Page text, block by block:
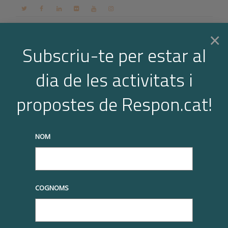
Contacte Espai membres Login CA
Serveis destacats
Home
Serveis destacats
Nous serveis per
reforçar tres àrees
×
Subscriu-te per estar al
dia de les activitats i
propostes de Respon.cat!
NOM
COGNOMS